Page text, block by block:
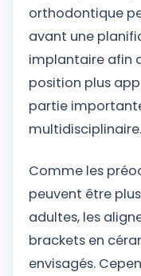
orthodontique
avant une
implantaire afin
position plus
partie
multidisciplinaire.
Comme les
peuvent être
adultes, les
brackets en
envisagés.